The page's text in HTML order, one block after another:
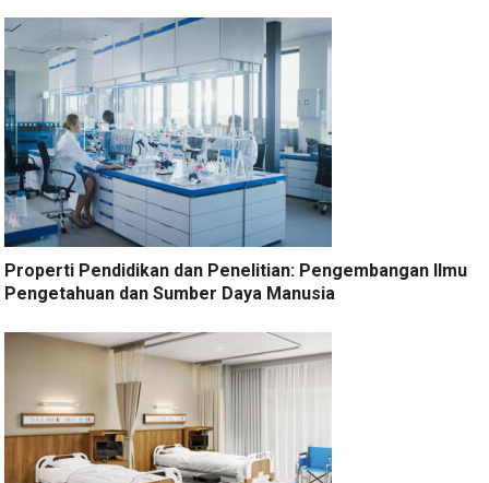
Properti Pendidikan dan Penelitian: Pengembangan Ilmu
Pengetahuan dan Sumber Daya Manusia